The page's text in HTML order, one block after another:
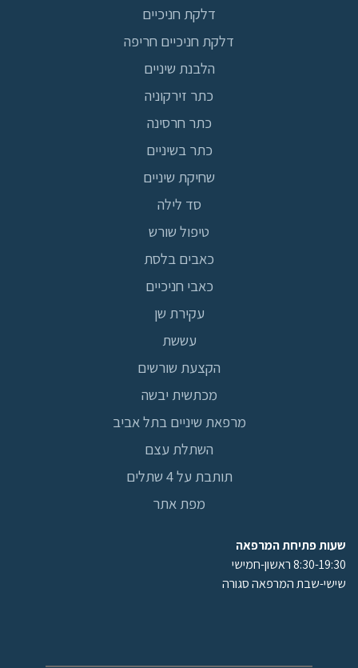
דלקת חניכיים
דלקת חניכיים חריפה
הלבנת שיניים
כתר זירקוניה
כתר חרסינה
כתר בשיניים
שחיקת שיניים
סד לילה
טיפול שורש
כאבים בלסת
כאבי חניכיים
עקירת שן
עששת
הקצעת שורשים
מכתשית יבשה
מרפאת שיניים בתל אביב
השתלת עצם
תותבת על 4 שתלים
מפת אתר
שעות פתיחת המרפאה
8:30-19:30 ראשון-חמישי
שישי-שבת המרפאה סגורה